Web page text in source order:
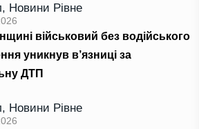
, Новини Рівне
військовий без водійського
уникнув в’язниці за
ДТП
, Новини Рівне